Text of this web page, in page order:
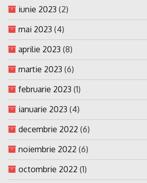
iunie 2023 (2)
mai 2023 (4)
aprilie 2023 (8)
martie 2023 (6)
februarie 2023 (1)
ianuarie 2023 (4)
decembrie 2022 (6)
noiembrie 2022 (6)
octombrie 2022 (1)